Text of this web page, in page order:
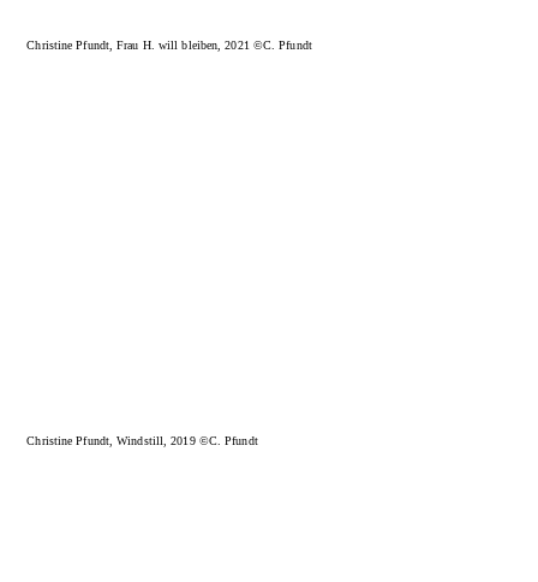
Christine Pfundt, Frau H. will bleiben, 2021 ©C. Pfundt
Christine Pfundt, Windstill, 2019 ©C. Pfundt